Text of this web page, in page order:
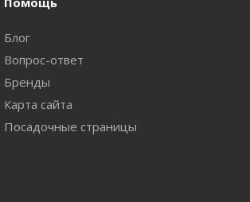
Блог
Вопрос-ответ
Бренды
Карта сайта
Посадочные страницы